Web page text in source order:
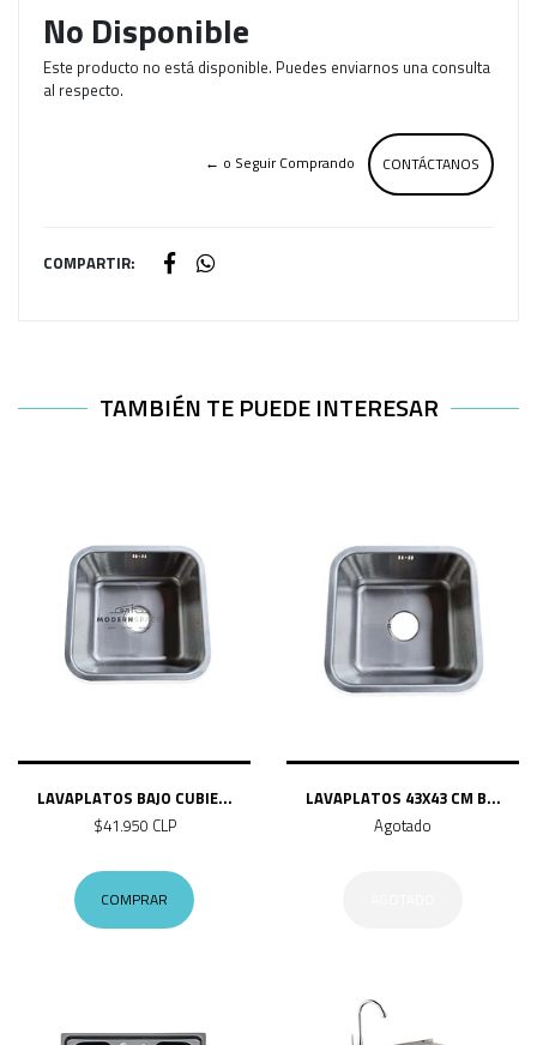
No Disponible
Este producto no está disponible. Puedes enviarnos una consulta
al respecto.
CONTÁCTANOS
← o Seguir Comprando
COMPARTIR:
TAMBIÉN TE PUEDE INTERESAR
LAVAPLATOS BAJO CUBIE...
$41.950 CLP
COMPRAR
LAVAPLATOS 43X43 CM B...
Agotado